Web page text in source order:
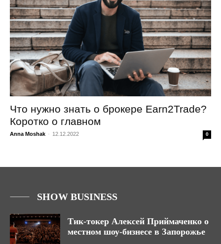
Что нужно знать о брокере Earn2Trade?
Коротко о главном
Anna Moshak - 12.12.2022 0
SHOW BUSINESS
Тик-токер Алексей Приймаченко о
местном шоу-бизнесе в Запорожье